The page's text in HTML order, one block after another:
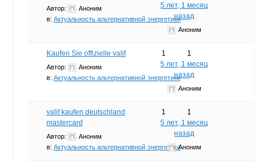
Автор:
Аноним
в: Актуальность альтернативной энергетики
5 лет, 1 месяц
назад
Аноним
Kaufen Sie offizielle valif
Автор:
Аноним
в: Актуальность альтернативной энергетики
1
1
5 лет, 1 месяц
назад
Аноним
valif kaufen deutschland
mastercard
Автор:
Аноним
в: Актуальность альтернативной энергетики
1
1
5 лет, 1 месяц
назад
Аноним